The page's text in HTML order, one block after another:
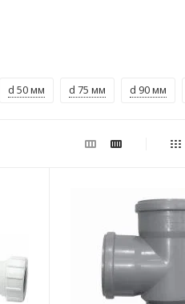
d 50 мм d 75 мм d 90 мм